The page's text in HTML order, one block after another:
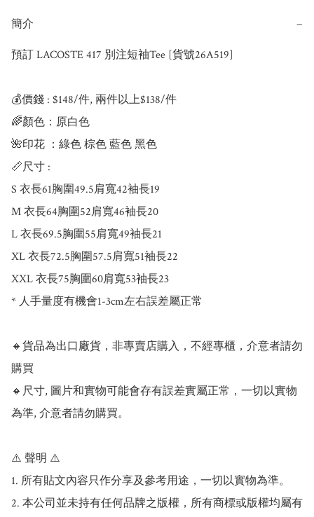
簡介 −
預訂 LACOSTE 417 別注短袖Tee [貨號26A519]
💰價錢 : $148/件, 兩件以上$138/件
🌈顏色：原白色
🌺印花 ：綠色 棕色 藍色 黑色
📏尺寸 :
S 衣長61胸圍49.5肩寬42袖長19
M 衣長64胸圍52肩寬46袖長20
L 衣長69.5胸圍55肩寬49袖長21
XL 衣長72.5胸圍57.5肩寬51袖長22
XXL 衣長75胸圍60肩寬53袖長23
* 人手量度有機會1-3cm左右誤差屬正常
🔸貨品為出口廠貨，非專賣店購入，不經專櫃，介意者請勿
購買
🔸尺寸, 圖片和實物可能會存有誤差實屬正常，一切以實物
為準, 介意者請勿購買。
⚠️ 聲明 ⚠️
1. 所有貼文內容只作分享及參考用途，一切以實物為準。
2. 本公司並未持有任何品牌之版權，所有商標或版權均屬有